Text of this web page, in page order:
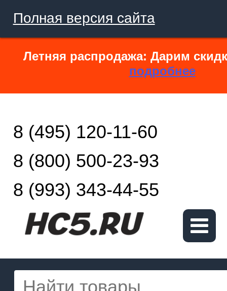
Полная версия сайта
Летняя распродажа: Дарим
подробнее
8 (495) 120-11-60
8 (800) 500-23-93
8 (993) 343-44-55